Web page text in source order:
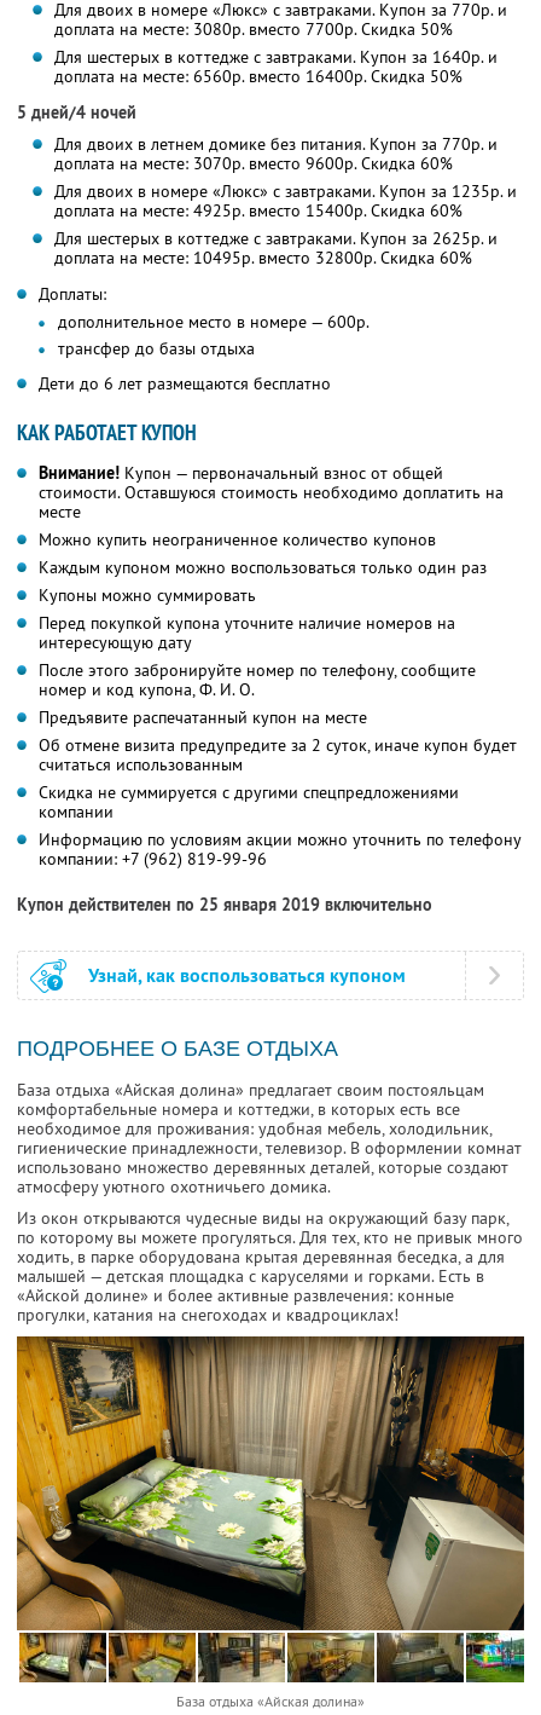
Для двоих в номере «Люкс» с завтраками. Купон за 770р. и
доплата на месте: 3080р. вместо 7700р. Скидка 50%
Для шестерых в коттедже с завтраками. Купон за 1640р. и
доплата на месте: 6560р. вместо 16400р. Скидка 50%
5 дней/4 ночей
Для двоих в летнем домике без питания. Купон за 770р. и
доплата на месте: 3070р. вместо 9600р. Скидка 60%
Для двоих в номере «Люкс» с завтраками. Купон за 1235р. и
доплата на месте: 4925р. вместо 15400р. Скидка 60%
Для шестерых в коттедже с завтраками. Купон за 2625р. и
доплата на месте: 10495р. вместо 32800р. Скидка 60%
Доплаты:
дополнительное место в номере — 600р.
трансфер до базы отдыха
Дети до 6 лет размещаются бесплатно
КАК РАБОТАЕТ КУПОН
Внимание! Купон — первоначальный взнос от общей
стоимости. Оставшуюся стоимость необходимо доплатить на
месте
Можно купить неограниченное количество купонов
Каждым купоном можно воспользоваться только один раз
Купоны можно суммировать
Перед покупкой купона уточните наличие номеров на
интересующую дату
После этого забронируйте номер по телефону, сообщите
номер и код купона,Ф. И. О.
Предъявите распечатанный купон на месте
Об отмене визита предупредите за 2 суток, иначе купон будет
считаться использованным
Скидка не суммируется с другими спецпредложениями
компании
Информацию по условиям акции можно уточнить по телефону
компании: +7 (962) 819-99-96
Купон действителен по 25 января 2019 включительно
Узнай, как воспользоваться купоном
ПОДРОБНЕЕ О БАЗЕ ОТДЫХА
База отдыха «Айская долина» предлагает своим постояльцам
комфортабельные номера и коттеджи, в которых есть все
необходимое для проживания: удобная мебель, холодильник,
гигиенические принадлежности, телевизор. В оформлении комнат
использовано множество деревянных деталей, которые создают
атмосферу уютного охотничьего домика.
Из окон открываются чудесные виды на окружающий базу парк,
по которому вы можете прогуляться. Для тех, кто не привык много
ходить, в парке оборудована крытая деревянная беседка, а для
малышей — детская площадка с каруселями и горками. Есть в
«Айской долине» и более активные развлечения: конные
прогулки, катания на снегоходах и квадроциклах!
База отдыха «Айская долина»